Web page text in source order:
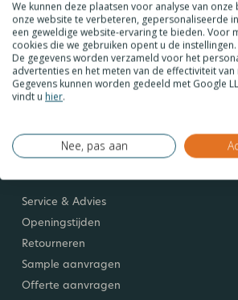
Technische informatie
Werken bij Plexiglas.nl
Plexiglas.nl in de media
Acties & kortingen
Inspiratie & toepassingen
Klantenservice
Service & Advies
Openingstijden
Retourneren
Sample aanvragen
Offerte aanvragen
We kunnen deze plaatsen voor analyse van
onze website te verbeteren, gepersonaliseerde
een geweldige website-ervaring te bieden. Voor
cookies die we gebruiken opent u de instellingen.
De gegevens worden verzameld voor het
advertenties en het meten van de effectiviteit
Gegevens kunnen worden gedeeld met Google
vindt u hier.
Nee, pas aan